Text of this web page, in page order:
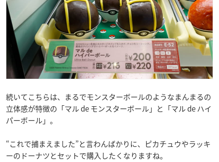
続いてこちらは、まるでモンスターボールのようなまんまるの
立体感が特徴の「マル de モンスターボール」と「マル de ハイ
パーボール」。
“これで捕まえました”と言わんばかりに、ピカチュウやラッキ
ーのドーナツとセットで購入したくなりますね。